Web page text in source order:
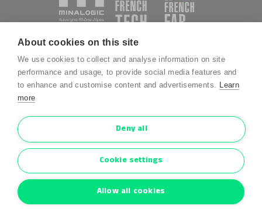
About cookies on this site
We use cookies to collect and analyse information on site
performance and usage, to provide social media features and
to enhance and customise content and advertisements. Learn
more
Deny all
Cookie settings
Allow all cookies